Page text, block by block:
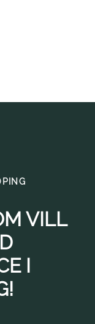
VILL
I